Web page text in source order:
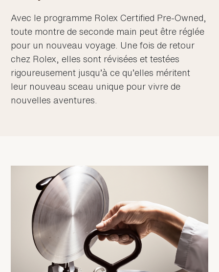
Avec le programme Rolex Certified Pre‑Owned,
toute montre de seconde main peut être réglée
pour un nouveau voyage. Une fois de retour
chez Rolex, elles sont révisées et testées
rigoureusement jusqu’à ce qu’elles méritent
leur nouveau sceau unique pour vivre de
nouvelles aventures.